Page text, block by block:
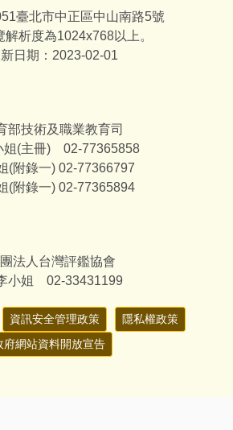
臺北市中正區中山南路5號
解析度為1024x768以上。
日期：2023-02-01
部技術及職業教育司
姐(主冊) 02-77365858
(附錄一) 02-77366797
(附錄一) 02-77365894
法人台灣評鑑協會
小姐 02-33431199
資訊安全管理政策
隱私權政策
府網站資料開放宣告